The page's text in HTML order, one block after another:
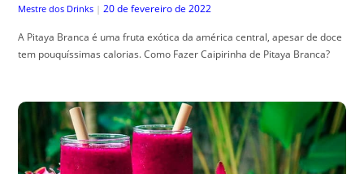
Mestre dos Drinks | 20 de fevereiro de 2022
A Pitaya Branca é uma fruta exótica da américa central, apesar de doce
tem pouquíssimas calorias. Como Fazer Caipirinha de Pitaya Branca?